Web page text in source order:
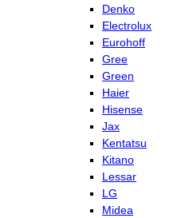
Denko
Electrolux
Eurohoff
Gree
Green
Haier
Hisense
Jax
Kentatsu
Kitano
Lessar
LG
Midea